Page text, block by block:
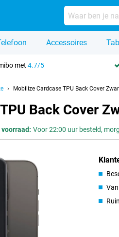
Accessoires
met 4.7/5
Mobilize Cardcase TPU Back Cover
Back Cover
voorraad: Voor 22:00 uur besteld,